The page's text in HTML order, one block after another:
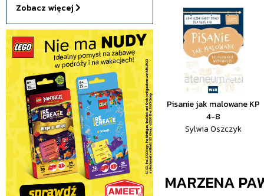
Zobacz więcej
Pisanie jak malowane KP
4-8
Sylwia Oszczyk
MARZENA